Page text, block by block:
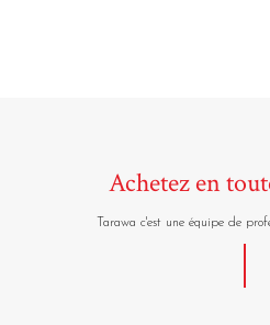
Achetez en
Tarawa c'est une équipe de